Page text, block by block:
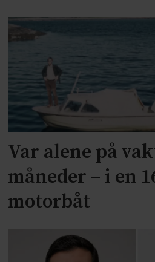
Var alene på
måneder – i en
motorbåt